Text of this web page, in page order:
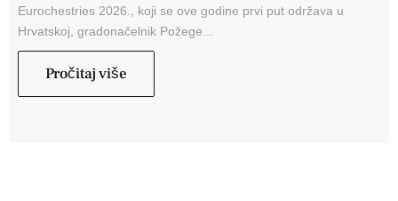
Eurochestries 2026., koji se ove godine prvi put održava u
Hrvatskoj, gradonačelnik Požege...
Pročitaj više